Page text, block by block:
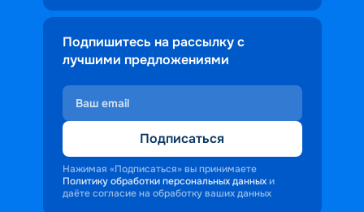
Подпишитесь на рассылку с
лучшими предложениями
Подписаться
Нажимая «Подписаться» вы принимаете
Политику обработки персональных данных и
даёте согласие на обработку ваших данных